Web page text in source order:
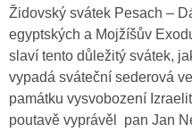
Židovský svátek Pesach –
egyptských a Mojžíšův
slaví tento důležitý svátek,
vypadá sváteční sederová
památku vysvobození
poutavě vyprávěl pan Jan